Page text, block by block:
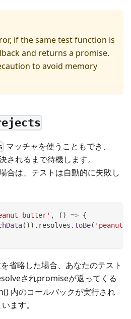
if the same test function is
and returns a promise.
to avoid memory
マッチャを使うこともでき、
れるまで待機します。
合は、テストは自動的に失敗し
butter' , ( ) => {
( ) ) . resolves . toBe( 'peanut
省略した場合、あなたのテスト
されpromiseが返ってくる
内のコールバックが実行され
ます。